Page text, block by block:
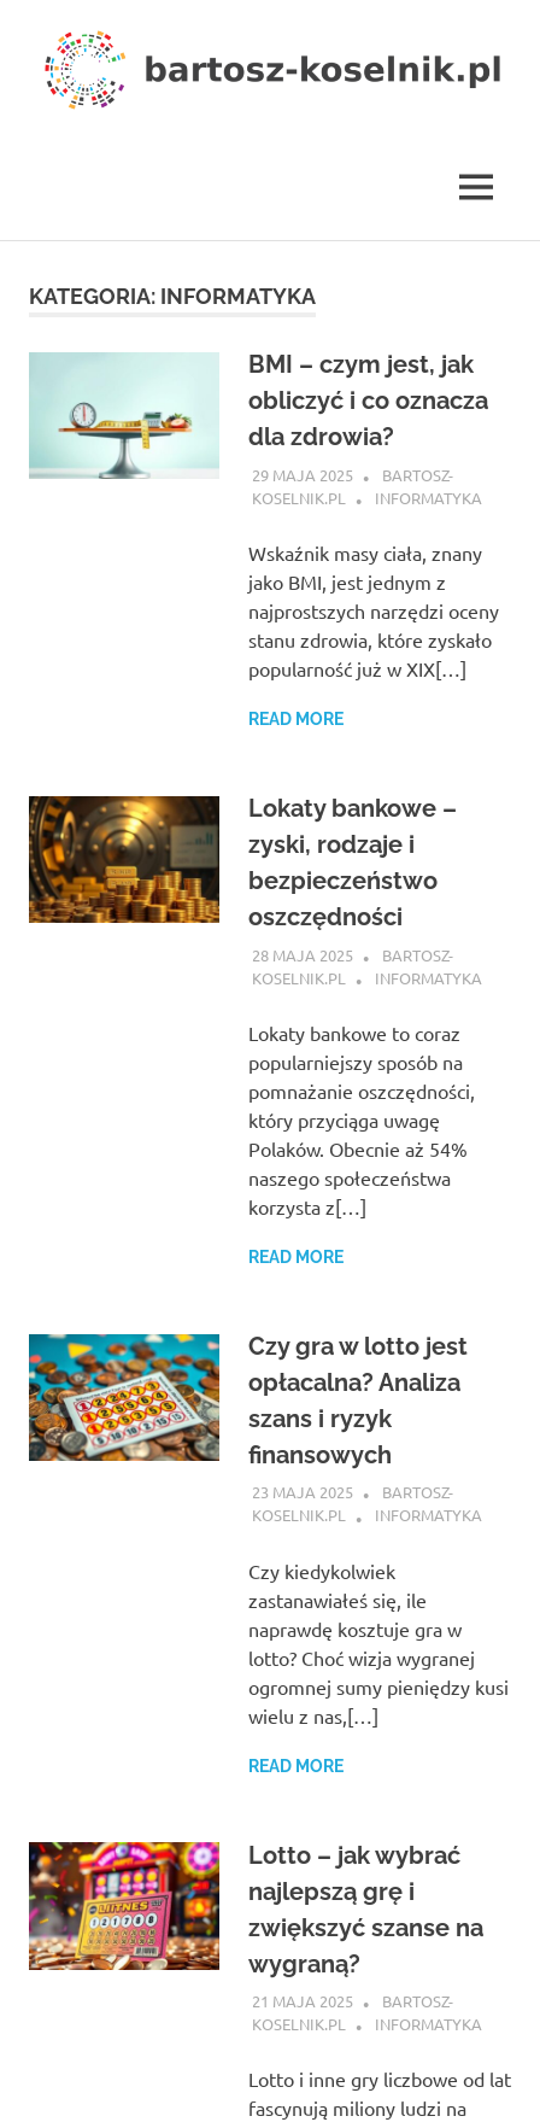
content
MENU
KATEGORIA: INFORMATYKA
BMI – czym jest, jak
obliczyć i co oznacza
dla zdrowia?
29 MAJA 2025
BARTOSZ-
KOSELNIK.PL
INFORMATYKA
Wskaźnik masy ciała, znany
jako BMI, jest jednym z
najprostszych narzędzi oceny
stanu zdrowia, które zyskało
popularność już w XIX[…]
READ MORE
Lokaty bankowe –
zyski, rodzaje i
bezpieczeństwo
oszczędności
28 MAJA 2025
BARTOSZ-
KOSELNIK.PL
INFORMATYKA
Lokaty bankowe to coraz
popularniejszy sposób na
pomnażanie oszczędności,
który przyciąga uwagę
Polaków. Obecnie aż 54%
naszego społeczeństwa
korzysta z[…]
READ MORE
Czy gra w lotto jest
opłacalna? Analiza
szans i ryzyk
finansowych
23 MAJA 2025
BARTOSZ-
KOSELNIK.PL
INFORMATYKA
Czy kiedykolwiek
zastanawiałeś się, ile
naprawdę kosztuje gra w
lotto? Choć wizja wygranej
ogromnej sumy pieniędzy kusi
wielu z nas,[…]
READ MORE
Lotto – jak wybrać
najlepszą grę i
zwiększyć szanse na
wygraną?
21 MAJA 2025
BARTOSZ-
KOSELNIK.PL
INFORMATYKA
Lotto i inne gry liczbowe od lat
fascynują miliony ludzi na